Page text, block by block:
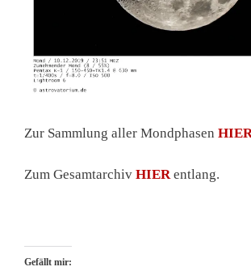
Zur Sammlung aller Mondphasen
Zum Gesamtarchiv HIER entlang.
Gefällt mir: